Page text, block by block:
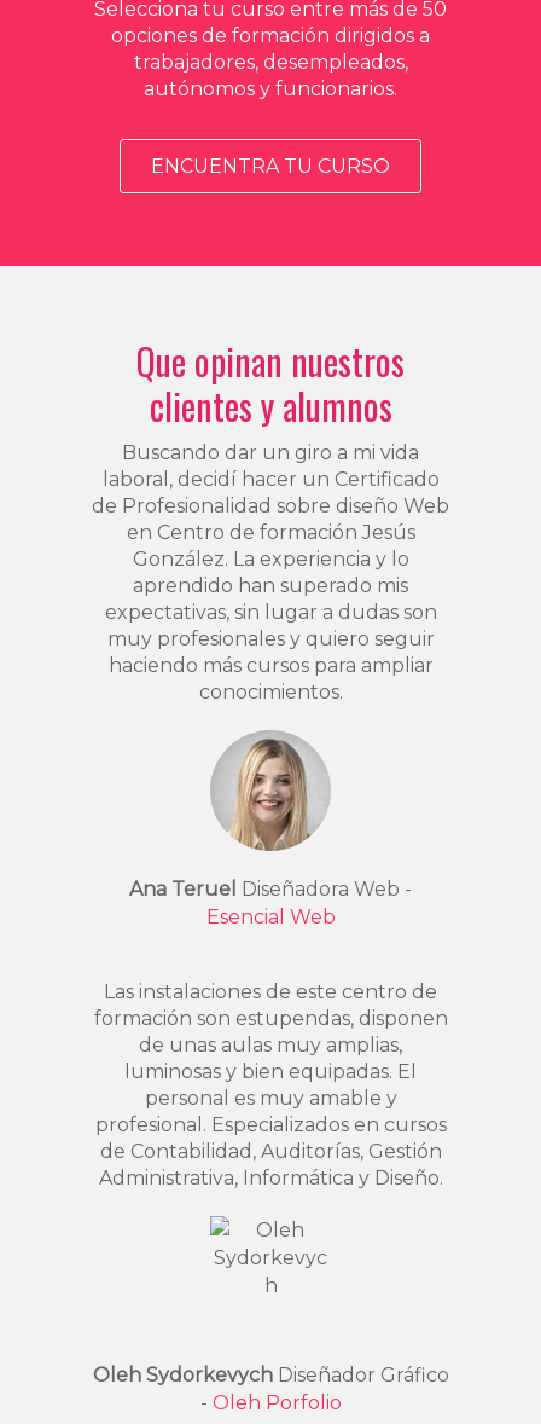
Selecciona tu curso entre más de 50
opciones de formación dirigidos a
trabajadores, desempleados,
autónomos y funcionarios.
ENCUENTRA TU CURSO
Que opinan nuestros
clientes y alumnos
Buscando dar un giro a mi vida
laboral, decidí hacer un Certificado
de Profesionalidad sobre diseño Web
en Centro de formación Jesús
González. La experiencia y lo
aprendido han superado mis
expectativas, sin lugar a dudas son
muy profesionales y quiero seguir
haciendo más cursos para ampliar
conocimientos.
Ana Teruel Diseñadora Web -
Esencial Web
Las instalaciones de este centro de
formación son estupendas, disponen
de unas aulas muy amplias,
luminosas y bien equipadas. El
personal es muy amable y
profesional. Especializados en cursos
de Contabilidad, Auditorías, Gestión
Administrativa, Informática y Diseño.
Oleh SydorkevychDiseñador Gráfico
- Oleh Porfolio